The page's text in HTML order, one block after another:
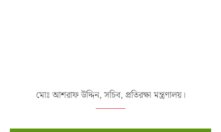
মোঃ আশরাফ উদ্দিন, সচিব, প্রতিরক্ষা মন্ত্রণালয়।